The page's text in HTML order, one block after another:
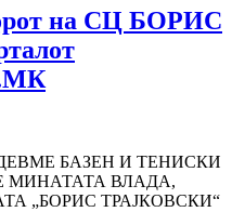
на СЦ БОРИС
БАЗЕН И ТЕНИСКИ
ВЛАДА,
„БОРИС ТРАЈКОВСКИ“